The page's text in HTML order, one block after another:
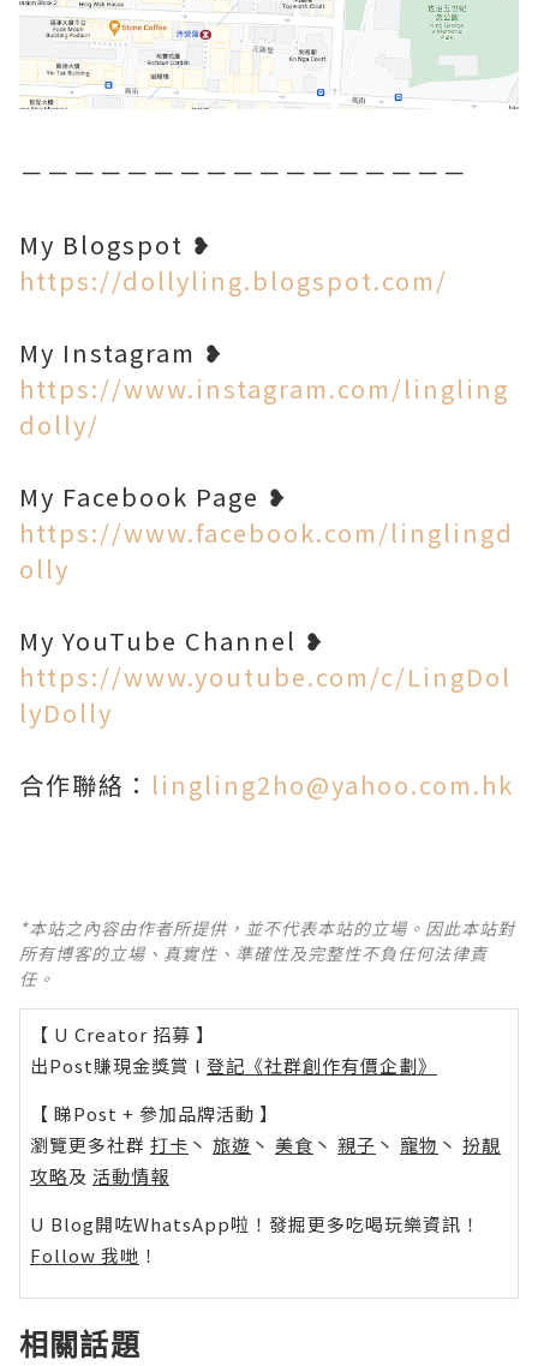
－－－－－－－－－－－－－－－－－
My Blogspot ❥
https://dollyling.blogspot.com/
My Instagram ❥
https://www.instagram.com/lingling
dolly/
My Facebook Page ❥
https://www.facebook.com/linglingd
olly
My YouTube Channel ❥
https://www.youtube.com/c/LingDol
lyDolly
合作聯絡： lingling2ho@yahoo.com.hk
*本站之內容由作者所提供，並不代表本站的立場。因此本站對
所有博客的立場、真實性、準確性及完整性不負任何法律責
任。
【 U Creator 招募 】
出Post賺現金獎賞 l 登記《社群創作有價企劃》
【 睇Post + 參加品牌活動 】
瀏覽更多社群 打卡 丶 旅遊 丶 美食 丶 親子 丶 寵物 丶 扮靚
攻略及 活動情報
U Blog開咗WhatsApp啦！發掘更多吃喝玩樂資訊！
Follow 我哋 ！
相關話題